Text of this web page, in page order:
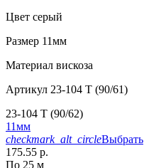
Цвет серый
Размер 11мм
Материал вискоза
Артикул 23-104 T (90/61)
23-104 T (90/62)
11мм
checkmark_alt_circleВыбрать
175.55 р.
По 25 м